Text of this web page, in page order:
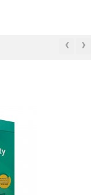
‹ ›